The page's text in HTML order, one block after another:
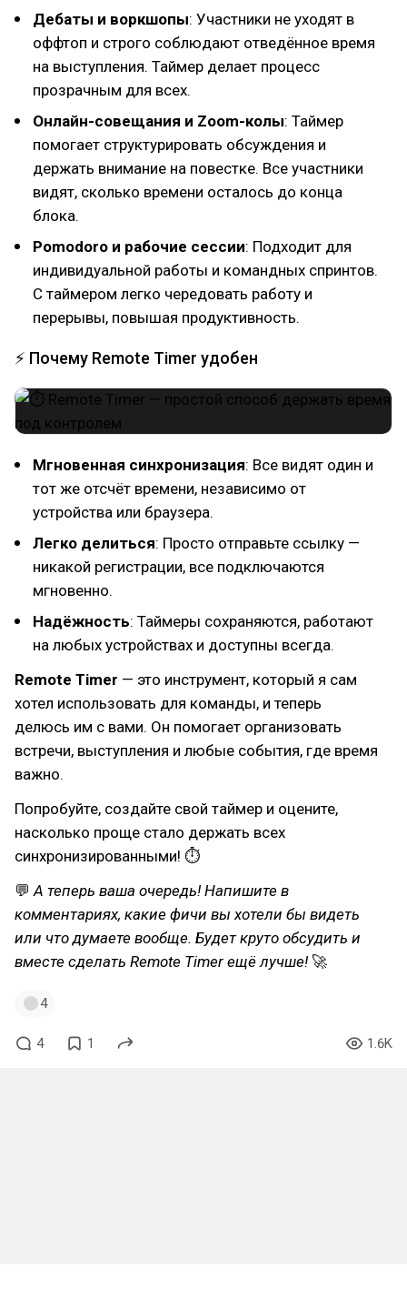
Дебаты и воркшопы: Участники не уходят в
оффтоп и строго соблюдают отведённое время
на выступления. Таймер делает процесс
прозрачным для всех.
Онлайн-совещания и Zoom-колы: Таймер
помогает структурировать обсуждения и
держать внимание на повестке. Все участники
видят, сколько времени осталось до конца
блока.
Pomodoro и рабочие сессии: Подходит для
индивидуальной работы и командных спринтов.
С таймером легко чередовать работу и
перерывы, повышая продуктивность.
⚡ Почему Remote Timer удобен
Мгновенная синхронизация: Все видят один и
тот же отсчёт времени, независимо от
устройства или браузера.
Легко делиться: Просто отправьте ссылку —
никакой регистрации, все подключаются
мгновенно.
Надёжность: Таймеры сохраняются, работают
на любых устройствах и доступны всегда.
Remote Timer — это инструмент, который я сам
хотел использовать для команды, и теперь
делюсь им с вами. Он помогает организовать
встречи, выступления и любые события, где время
важно.
Попробуйте, создайте свой таймер и оцените,
насколько проще стало держать всех
синхронизированными! ⏱
💬А теперь ваша очередь! Напишите в
комментариях, какие фичи вы хотели бы видеть
или что думаете вообще. Будет круто обсудить и
вместе сделать Remote Timer ещё лучше! 🚀
4
4 1 1.6K